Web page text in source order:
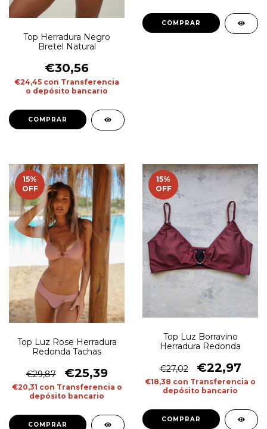
Top Herradura Negro
Bretel Natural
€30,56
€24,45 con Transferencia
o depósito bancario
COMPRAR
COMPRAR
15%
OFF
Top Luz Rose Herradura
Redonda Tachas
€29,87 €25,39
€20,31 con Transferencia o
depósito bancario
COMPRAR
15%
OFF
Top Luz Borravino
Herradura Redonda
€27,02 €22,97
€18,38 con Transferencia o
depósito bancario
COMPRAR